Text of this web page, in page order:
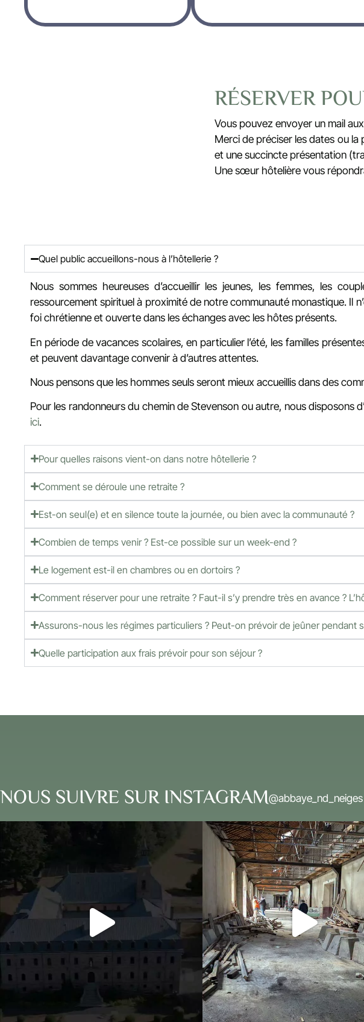
RÉSERVER
Vous pouvez envoyer un mail
Merci de préciser les dates ou
et une succincte présentation
Une sœur hôtelière vous
Quel public accueillons-nous à l’hôtellerie ?
Nous sommes heureuses d’accueillir les jeunes, les femmes, les
ressourcement spirituel à proximité de notre communauté monastique. Il
foi chrétienne et ouverte dans les échanges avec les hôtes présents.
En période de vacances scolaires, en particulier l’été, les familles
et peuvent davantage convenir à d’autres attentes.
Nous pensons que les hommes seuls seront mieux accueillis dans des
Pour les randonneurs du chemin de Stevenson ou autre, nous disposons
ici.
Pour quelles raisons vient-on dans notre hôtellerie ?
Comment se déroule une retraite ?
Est-on seul(e) et en silence toute la journée, ou bien avec la communauté ?
Combien de temps venir ? Est-ce possible sur un week-end ?
Le logement est-il en chambres ou en dortoirs ?
Comment réserver pour une retraite ? Faut-il s’y prendre très en avance ?
Assurons-nous les régimes particuliers ? Peut-on prévoir de jeûner pendant
Quelle participation aux frais prévoir pour son séjour ?
NOUS SUIVRE SUR INSTAGRAM@abbaye_nd_neiges